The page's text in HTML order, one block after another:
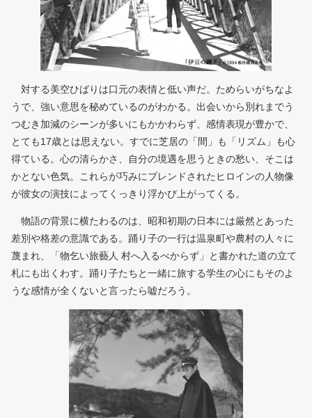
対する美空ひばりは口元の表情と低い声だ。ためらいがちなよ
うで、強い意思を秘めているのがわかる。出会いから別れまでう
つむき加減のシーンが多いにもかかわらず、感情表現が豊かで、
とても17歳とは思えない。すでに芝居の「間」も「リズム」も心
得ている。心の清らかさ、自分の境遇を思うときの愁い、そこは
かとない色気。これらが巧みにブレンドされたヒロインの人物像
が彼女の演技によってくっきり浮かび上がってくる。
物語の背景に横たわるのは、昭和初期の日本には厳然とあった
差別や格差の意識である。踊り子の一行は温泉町や農村の人々に
蔑まれ、「物乞い旅藝人 村へ入るべからず」と書かれた道の立て
札にも出くわす。踊り子たちと一緒に旅する学生の心にもそのよ
うな感情が全くないと言ったら嘘だろう。